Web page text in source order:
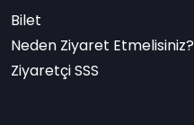
Bilet
Neden Ziyaret Etmelisiniz?
Ziyaretçi SSS